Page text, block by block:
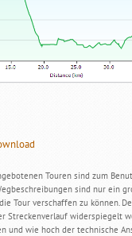
Touren sind zum
sind nur ein
Tour verschaffen zu können.
Streckenverlauf widerspiegelt
und wie hoch der technische